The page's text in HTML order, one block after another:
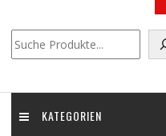
KATEGORIEN